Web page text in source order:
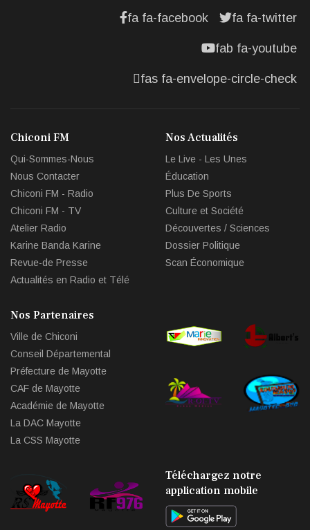
fa fa-facebook fa fa-twitter
fab fa-youtube
fas fa-envelope-circle-check
Chiconi FM
Qui-Sommes-Nous
Nous Contacter
Chiconi FM - Radio
Chiconi FM - TV
Atelier Radio
Karine Banda Karine
Revue-de Presse
Actualités en Radio et Télé
Nos Actualités
Le Live - Les Unes
Éducation
Plus De Sports
Culture et Société
Découvertes / Sciences
Dossier Politique
Scan Économique
Nos Partenaires
Ville de Chiconi
Conseil Départemental
Préfecture de Mayotte
CAF de Mayotte
Académie de Mayotte
La DAC Mayotte
La CSS Mayotte
Téléchargez notre
application mobile